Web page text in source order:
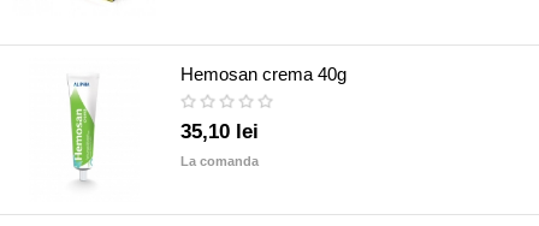
Hemosan crema 40g
35,10 lei
La comanda